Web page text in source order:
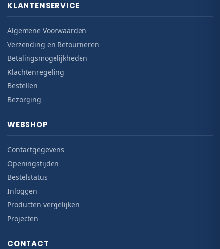
KLANTENSERVICE
Algemene Voorwaarden
Verzending en Retourneren
Betalingsmogelijkheden
Klachtenregeling
Bestellen
Bezorging
WEBSHOP
Contactgegevens
Openingstijden
Bestelstatus
Inloggen
Producten vergelijken
Projecten
CONTACT